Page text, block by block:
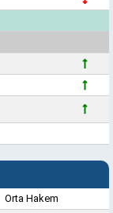
Orta Hakem